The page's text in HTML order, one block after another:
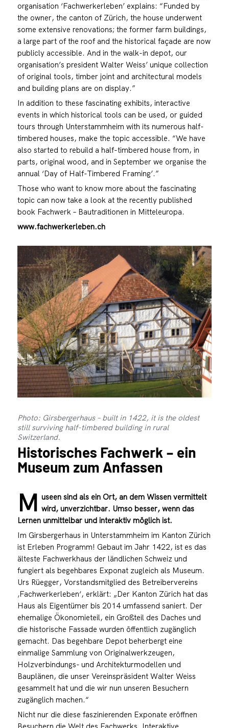
organisation ‘Fachwerkerleben’ explains: “Funded by
the owner, the canton of Zürich, the house underwent
some extensive renovations; the former farm buildings,
a large part of the roof and the historical façade are now
publicly accessible. And in the walk-in depot, our
organisation’s president Walter Weiss’ unique collection
of original tools, timber joint and architectural models
and building plans are on display.”
In addition to these fascinating exhibits, interactive
events in which historical tools can be used, or guided
tours through Unterstammheim with its numerous half-
timbered houses, make the topic accessible. “We have
also started to rebuild a half-timbered house from, in
parts, original wood, and in September we organise the
annual ‘Day of Half-Timbered Framing’.”
Those who want to know more about the fascinating
topic can now take a look at the recently published
book Fachwerk – Bautraditionen in Mitteleuropa.
www.fachwerkerleben.ch
Photo: Girsbergerhaus – built in 1422, it is the oldest
still surviving half-timbered building in rural
Switzerland.
Historisches Fachwerk – ein
Museum zum Anfassen
M useen sind als ein Ort, an dem Wissen vermittelt
wird, unverzichtbar. Umso besser, wenn das
Lernen unmittelbar und interaktiv möglich ist.
Im Girsbergerhaus in Unterstammheim im Kanton Zürich
ist Erleben Programm! Gebaut im Jahr 1422, ist es das
älteste Fachwerkhaus der ländlichen Schweiz und
fungiert als begehbares Exponat zugleich als Museum.
Urs Rüegger, Vorstandsmitglied des Betreibervereins
‚Fachwerkerleben‘, erklärt: „Der Kanton Zürich hat das
Haus als Eigentümer bis 2014 umfassend saniert. Der
ehemalige Ökonomieteil, ein Großteil des Daches und
die historische Fassade wurden öffentlich zugänglich
gemacht. Das begehbare Depot beherbergt eine
einmalige Sammlung von Originalwerkzeugen,
Holzverbindungs- und Architekturmodellen und
Bauplänen, die unser Vereinspräsident Walter Weiss
gesammelt hat und die wir nun unseren Besuchern
zugänglich machen.“
Nicht nur die diese faszinierenden Exponate eröffnen
Besuchern die Welt des Fachwerks. Interaktive